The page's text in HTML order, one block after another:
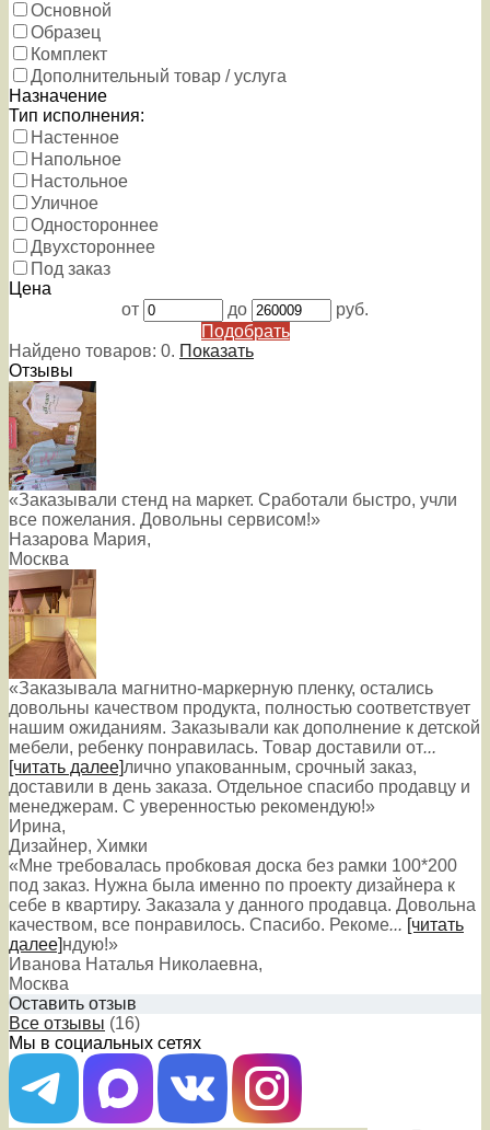
Основной
Образец
Комплект
Дополнительный товар / услуга
Назначение
Тип исполнения:
Настенное
Напольное
Настольное
Уличное
Одностороннее
Двухстороннее
Под заказ
Цена
от
до
руб.
Подобрать
Найдено товаров: 0. Показать
Отзывы
«Заказывали стенд на маркет. Сработали быстро, учли
все пожелания. Довольны сервисом!»
Назарова Мария,
Москва
«Заказывала магнитно-маркерную пленку, остались
довольны качеством продукта, полностью соответствует
нашим ожиданиям. Заказывали как дополнение к детской
мебели, ребенку понравилась. Товар доставили от...
[читать далее]лично упакованным, срочный заказ,
доставили в день заказа. Отдельное спасибо продавцу и
менеджерам. С уверенностью рекомендую!»
Ирина,
Дизайнер, Химки
«Мне требовалась пробковая доска без рамки 100*200
под заказ. Нужна была именно по проекту дизайнера к
себе в квартиру. Заказала у данного продавца. Довольна
качеством, все понравилось. Спасибо. Рекоме... [читать
далее]ндую!»
Иванова Наталья Николаевна,
Москва
Оставить отзыв
Все отзывы (16)
Мы в социальных сетях